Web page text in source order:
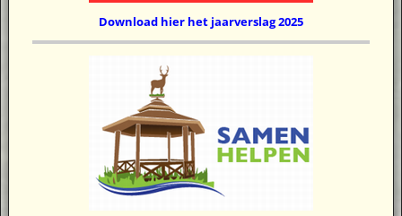
Download hier het jaarverslag 2025